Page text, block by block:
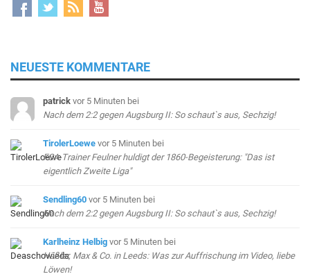
NEUESTE KOMMENTARE
patrick vor 5 Minuten bei
Nach dem 2:2 gegen Augsburg II: So schaut`s aus, Sechzig!
TirolerLoewe vor 5 Minuten bei
FCA-Trainer Feulner huldigt der 1860-Begeisterung: "Das ist
eigentlich Zweite Liga"
Sendling60 vor 5 Minuten bei
Nach dem 2:2 gegen Augsburg II: So schaut`s aus, Sechzig!
Karlheinz Helbig vor 5 Minuten bei
Häßler, Max & Co. in Leeds: Was zur Auffrischung im Video, liebe
Löwen!